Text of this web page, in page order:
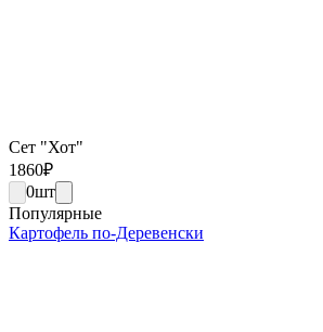
Сет "Хот"
1860₽
0шт
Популярные
Картофель по-Деревенски